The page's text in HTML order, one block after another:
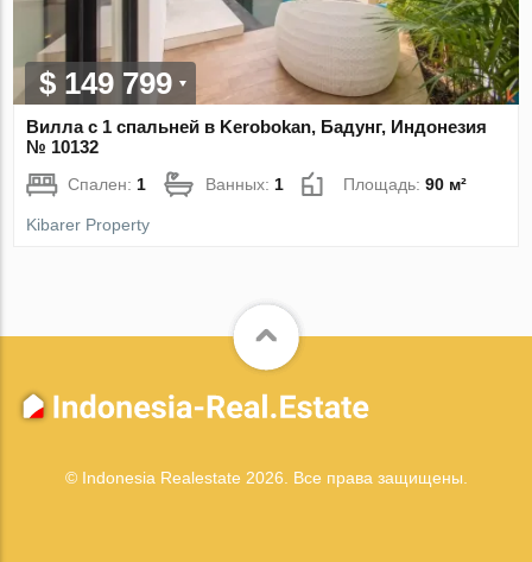
$ 149 799
Вилла с 1 спальней в Kerobokan, Бадунг, Индонезия
№ 10132
Спален: 1 Ванных: 1 Площадь:90 м²
Kibarer Property
© Indonesia Realestate 2026. Все права защищены.